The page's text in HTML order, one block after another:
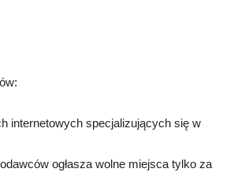
internetowych specjalizujących się w
ogłasza wolne miejsca tylko za